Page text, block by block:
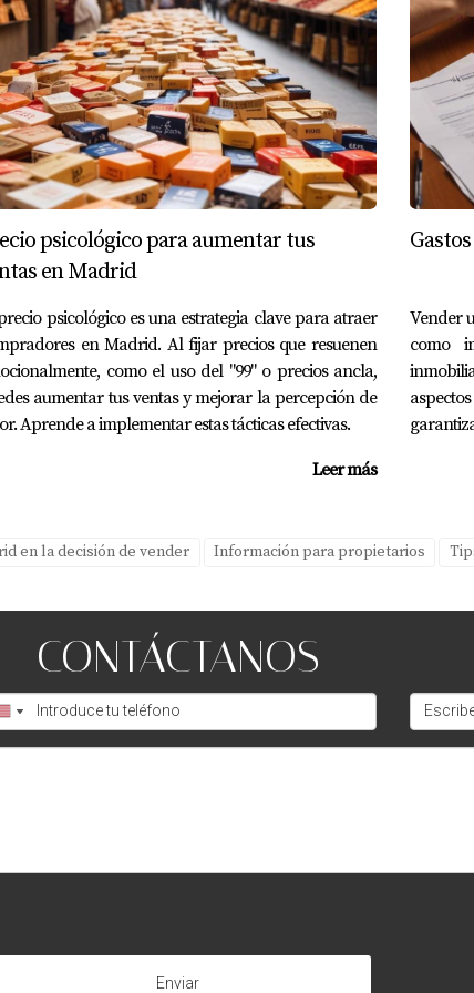
casa?
y hay una alta demanda en el mercado.
correctamente?
profesional son buenas opciones para obtener un
ganancia patrimonial, comisiones del agente inmobiliario
mi casa?
puede aumentar significativamente el valor de
mucho el proceso y ayudarte a obtener mejores
psicológico para aumentar tus
en Madrid
psicológico es una estrategia clave para atraer
en Madrid. Al fijar precios que resuenen
como el uso del "99" o precios ancla,
aumentar tus ventas y mejorar la percepción de
Aprende a implementar estas tácticas efectivas.
Leer más
Vender
como
en la decisión de vender Información para propietarios
CONTÁCTANOS
Enviar